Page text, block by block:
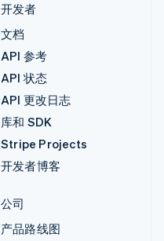
开发者
文档
API 参考
API 状态
API 更改日志
库和 SDK
Stripe Projects
开发者博客
公司
产品路线图